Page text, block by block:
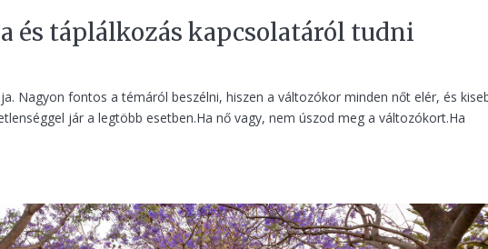
és táplálkozás kapcsolatáról tudni
Nagyon fontos a témáról beszélni, hiszen a változókor minden nőt elér, és
jár a legtöbb esetben.Ha nő vagy, nem úszod meg a változókort.Ha